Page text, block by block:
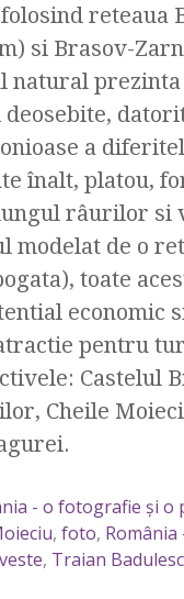
reteaua
si Brasov-
natural prezinta
a
înalt, platou,
râurilor si
modelat de o
toate
economic
pentru
Castelul
Cheile
- o fotografie şi o
, foto, România
, Traian